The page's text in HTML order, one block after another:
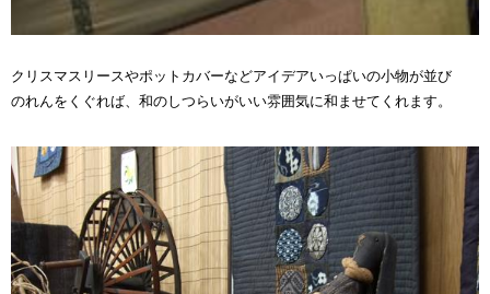
クリスマスリースやポットカバーなどアイデアいっぱいの小物が並び
のれんをくぐれば、和のしつらいがいい雰囲気に和ませてくれます。